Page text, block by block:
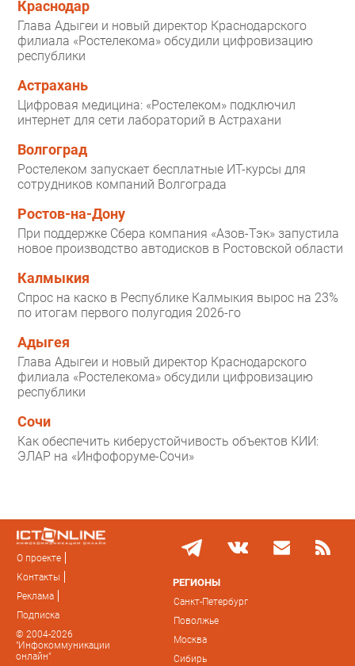
Краснодар
Глава Адыгеи и новый директор Краснодарского
филиала «Ростелекома» обсудили цифровизацию
республики
Астрахань
Цифровая медицина: «Ростелеком» подключил
интернет для сети лабораторий в Астрахани
Волгоград
Ростелеком запускает бесплатные ИТ-курсы для
сотрудников компаний Волгограда
Ростов-на-Дону
При поддержке Сбера компания «Азов-Тэк» запустила
новое производство автодисков в Ростовской области
Калмыкия
Спрос на каско в Республике Калмыкия вырос на 23%
по итогам первого полугодия 2026-го
Адыгея
Глава Адыгеи и новый директор Краснодарского
филиала «Ростелекома» обсудили цифровизацию
республики
Сочи
Как обеспечить киберустойчивость объектов КИИ:
ЭЛАР на «Инфофоруме-Сочи»
О проекте
Контакты
Реклама
Подписка
© 2004-2026
"Инфокоммуникации
онлайн"
РЕГИОНЫ
Санкт-Петербург
Поволжье
Москва
Сибирь